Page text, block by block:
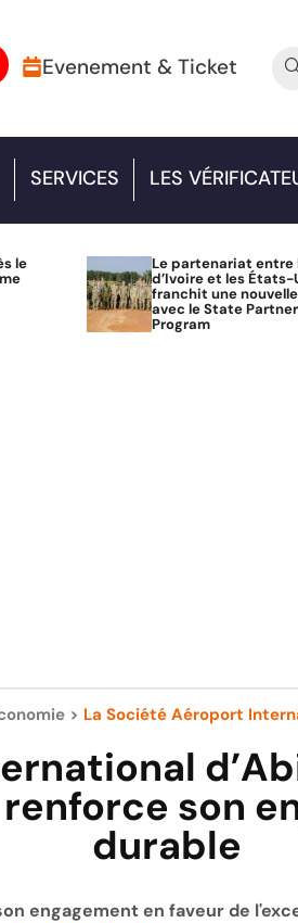
Evenement & Ticket
SERVICES LES
le
Le partenariat entre
d’Ivoire et les États-
franchit une
avec le State
Program
> La Société Aéroport
son
durable
engagement en faveur de